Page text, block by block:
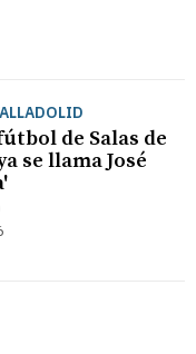
de Salas de
se llama José